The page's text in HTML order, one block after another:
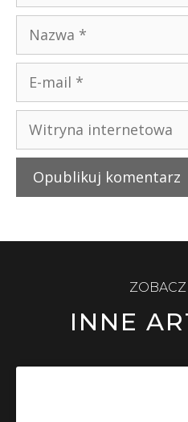
ZOBACZ
INNE